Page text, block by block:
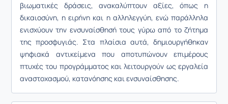
βιωματικές δράσεις, ανακαλύπτουν αξίες, όπως η
δικαιοσύνη, η ειρήνη και η αλληλεγγύη, ενώ παράλληλα
ενισχύουν την ενσυναίσθησή τους γύρω από το ζήτημα
της προσφυγιάς. Στα πλαίσια αυτά, δημιουργήθηκαν
ψηφιακά αντικείμενα που αποτυπώνουν επιμέρους
πτυχές του προγράμματος και λειτουργούν ως εργαλεία
αναστοχασμού, κατανόησης και ενσυναίσθησης.